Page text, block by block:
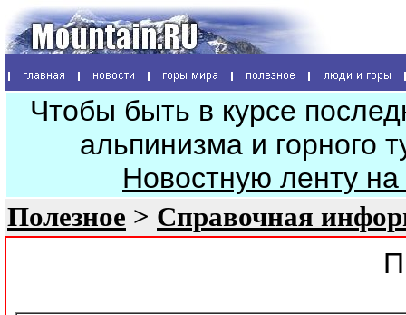
Чтобы быть в курсе
альпинизма и горного
Новостную ленту
Полезное > Справочная